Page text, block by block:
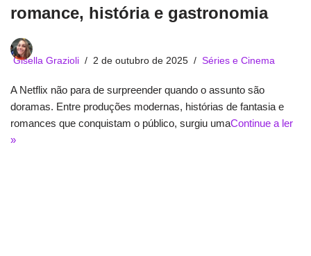
romance, história e gastronomia
Gisella Grazioli 2 de outubro de 2025 Séries e Cinema
A Netflix não para de surpreender quando o assunto são
doramas. Entre produções modernas, histórias de fantasia e
romances que conquistam o público, surgiu umaContinue a ler
»